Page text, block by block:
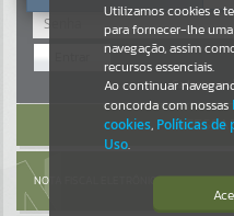
Por
NOTÍCIAS
Por
Cadastre-se
NOTA FISCAL ELETRÔNICA
Utilizamos cookies e
para fornecer-lhe
navegação, assim
recursos essenciais.
Ao continuar
concorda com nossas
cookies, Políticas de
Uso.